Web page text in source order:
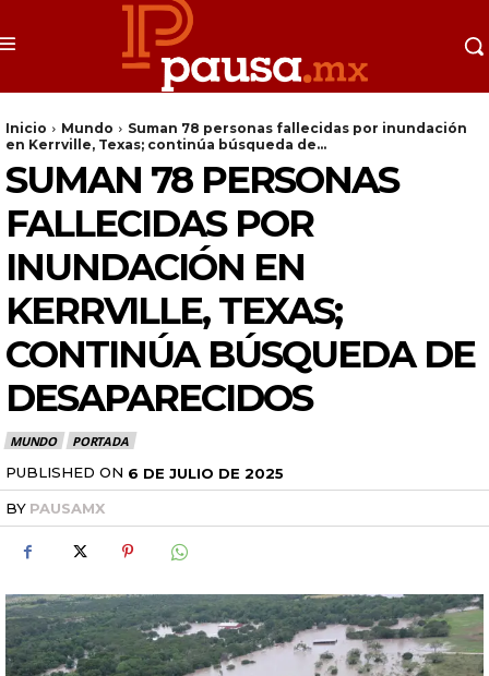
Inicio Mundo
Suman 78 personas fallecidas por inundación
en Kerrville, Texas; continúa búsqueda de...
SUMAN 78 PERSONAS
FALLECIDAS POR
INUNDACIÓN EN
KERRVILLE, TEXAS;
CONTINÚA BÚSQUEDA DE
DESAPARECIDOS
MUNDO PORTADA
PUBLISHED ON 6 DE JULIO DE 2025
BY PAUSAMX